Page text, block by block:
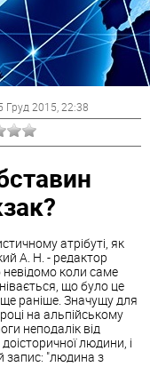
Груд 2015 , 22:38
атрібуті, як
А. Н. - редактор
невідомо коли саме
що було це
раніше. Значущу для
на альпійському
неподалік від
людини, і
запис: "людина з